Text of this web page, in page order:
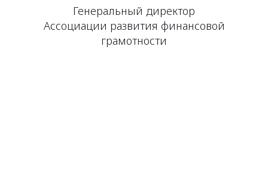
Генеральный директор
Ассоциации развития финансовой
грамотности